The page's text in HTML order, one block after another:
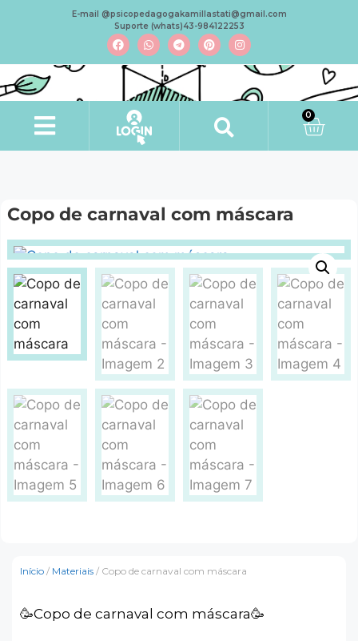
E-mail @psicopedagogakamillastati@gmail.com
Suporte (whats)43-984122253
0
Copo de carnaval com máscara
Início / Materiais / Copo de carnaval com máscara
🥳Copo de carnaval com máscara🥳